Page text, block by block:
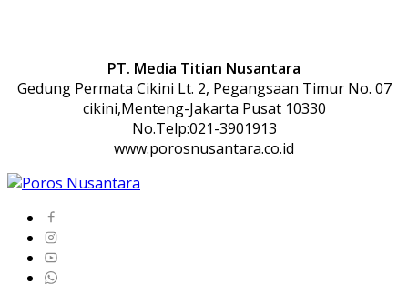
PT. Media Titian Nusantara
Gedung Permata Cikini Lt. 2, Pegangsaan Timur No. 07
cikini,Menteng-Jakarta Pusat 10330
No.Telp:021-3901913
www.porosnusantara.co.id